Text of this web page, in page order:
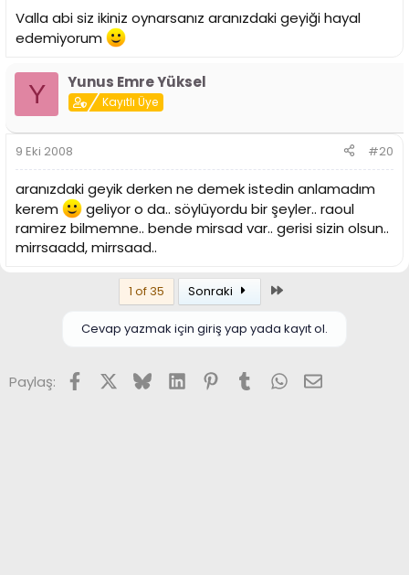
Valla abi siz ikiniz oynarsanız aranızdaki geyiği hayal
edemiyorum
Y Yunus Emre Yüksel
Kayıtlı Üye
9 Eki 2008 #20
aranızdaki geyik derken ne demek istedin anlamadım
kerem
geliyor o da.. söylüyordu bir şeyler.. raoul
ramirez bilmemne.. bende mirsad var.. gerisi sizin olsun..
mirrsaadd, mirrsaad..
1 of 35 Sonraki
Cevap yazmak için giriş yap yada kayıt ol.
Paylaş: FacebookX (Twitter)
BlueskyLinkedInPinterest
TumblrWhatsApp
E-posta